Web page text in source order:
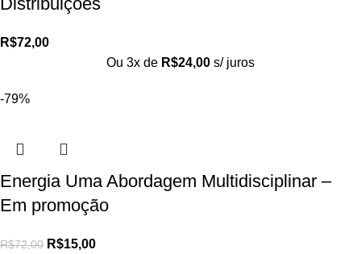
R$72,00
Ou 3x de R$24,00 s/ juros
-79%
Energia Uma Abordagem Multidisciplinar –
Em promoção
R$72,00 R$15,00